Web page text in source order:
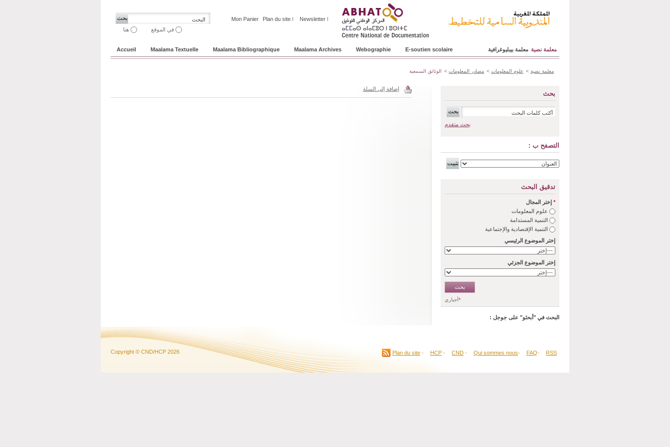
هنا في الموقع
Mon Panier Plan du site l Newsletter l
معلمة نصية معلمة بيبليوغرافية Accueil Maalama Textuelle Maalama Bibliographique Maalama Archives Webographie E-soutien scolaire
معلمة نصية > علوم المعلومات > مصادر المعلومات > الوثائق السمعية
إضافة إلى السلة
بحث
بحث متقدم
التصفح ب :
تدقيق البحث
*
علوم المعلومات
التنمية المستدامة
التنمية الإقتصادية والإجتماعية
إختر الموضوع الرئيسي
إختر الموضوع الجزئي
*أجباري
البحث في "أبحثو" على جوجل :
Plan du site - HCP - CND - Qui sommes nous- FAQ- RSS
Copyright © CND/HCP 2026